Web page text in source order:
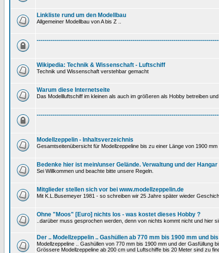
Linkliste rund um den Modellbau
Allgemeiner Modellbau von A bis Z ..
Wikipedia: Technik & Wissenschaft - Luftschiff
Technik und Wissenschaft verstehbar gemacht
Warum diese Internetseite
Das Modellluftschiff im kleinen als auch im größeren als Hobby betreiben
Modellzeppelin - Inhaltsverzeichnis
Gesamtseitenübersicht für Modellzeppeline bis zu einer Länge von 1900 mm
Bedenke hier ist mein/unser Gelände. Verwaltung und der Hangar
Sei Willkommen und beachte bitte unsere Regeln.
Mitglieder stellen sich vor bei www.modellzeppelin.de
Mit K.L.Busemeyer 1981 - so schreiben wir 25 Jahre später wieder
Ohne "Moos" [Euro] nichts los - was kostet dieses Hobby ?
..darüber muss gesprochen werden, denn von nichts kommt nicht und hier
Der .. Modellzeppelin .. Gashüllen ab 770 mm bis 1900 mm und
Modellzeppeline .. Gashüllen von 770 mm bis 1900 mm und der
Grössere Modellzeppeline ab 200 cm und Luftschiffe bis 20 Meter sind zu